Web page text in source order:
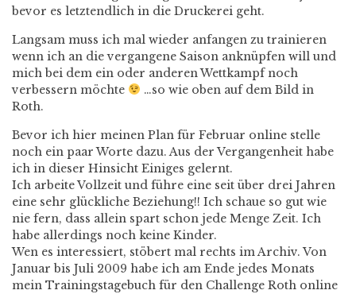
bevor es letztendlich in die Druckerei geht.
Langsam muss ich mal wieder anfangen zu trainieren
wenn ich an die vergangene Saison anknüpfen will und
mich bei dem ein oder anderen Wettkampf noch
verbessern möchte
…so wie oben auf dem Bild in
Roth.
Bevor ich hier meinen Plan für Februar online stelle
noch ein paar Worte dazu. Aus der Vergangenheit habe
ich in dieser Hinsicht Einiges gelernt.
Ich arbeite Vollzeit und führe eine seit über drei Jahren
eine sehr glückliche Beziehung!! Ich schaue so gut wie
nie fern, dass allein spart schon jede Menge Zeit. Ich
habe allerdings noch keine Kinder.
Wen es interessiert, stöbert mal rechts im Archiv. Von
Januar bis Juli 2009 habe ich am Ende jedes Monats
mein Trainingstagebuch für den Challenge Roth online